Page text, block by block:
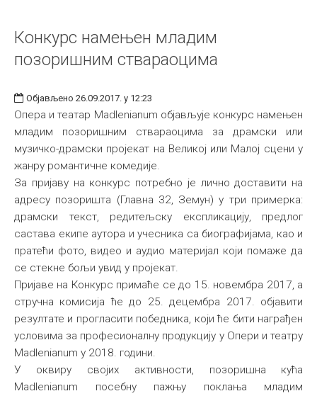
Конкурс намењен младим
позоришним ствараоцима
Објављено 26.09.2017. у 12:23
Опера и театар Madlenianum објављује конкурс намењен
младим позоришним ствараоцима за драмски или
музичко-драмски пројекат на Великој или Малој сцени у
жанру романтичне комедије.
За пријаву на конкурс потребно је лично доставити на
адресу позоришта (Главна 32, Земун) у три примерка:
драмски текст, редитељску експликацију, предлог
састава екипе аутора и учесника са биографијама, као и
пратећи фото, видео и аудио материjал који помаже да
се стeкне бољи увид у пројекат.
Пријаве на Конкурс примаће се до 15. новембра 2017, а
стручна комисија ће до 25. децембра 2017. објавити
резултате и прогласити победника, који ће бити награђен
условима за професионалну продукцију у Опери и театру
Madlenianum у 2018. години.
У оквиру својих активности, позоришна кућа
Madlenianum посебну пажњу поклања младим